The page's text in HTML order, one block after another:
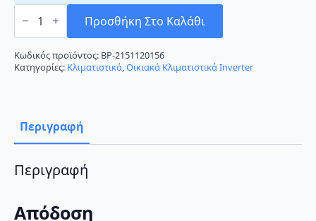
Daikin
FTXS71G/RXS71F8
Inverter
24000
BTU
Προσθήκη Στο Καλάθι
Κωδικός προϊόντος: BP-2151120156
Κατηγορίες: Κλιματιστικά,Οικιακά Κλιματιστικά Inverter
Περιγραφή
Περιγραφή
Απόδοση